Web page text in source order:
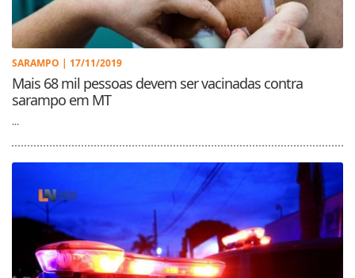
SARAMPO | 17/11/2019
Mais 68 mil pessoas devem ser vacinadas contra
sarampo em MT
...